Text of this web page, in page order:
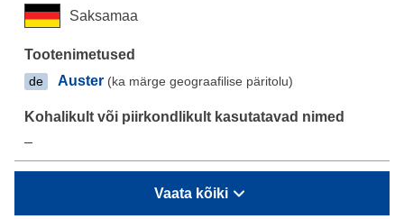
Saksamaa
de Auster(ka märge geograafilise päritolu)
–
Vaata kõiki